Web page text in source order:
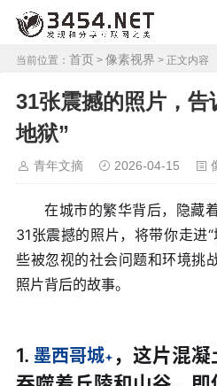
当前位置： 首页 > 像素视界 > 正文内容
31张震撼的照片，告
地狱”
青年文摘 2026-04-15
在城市的繁华背后，隐藏
31张震撼的照片，将带你走进
些被忽视的社会问题和环境挑
照片背后的故事。
1. 墨西哥城 ，这片混